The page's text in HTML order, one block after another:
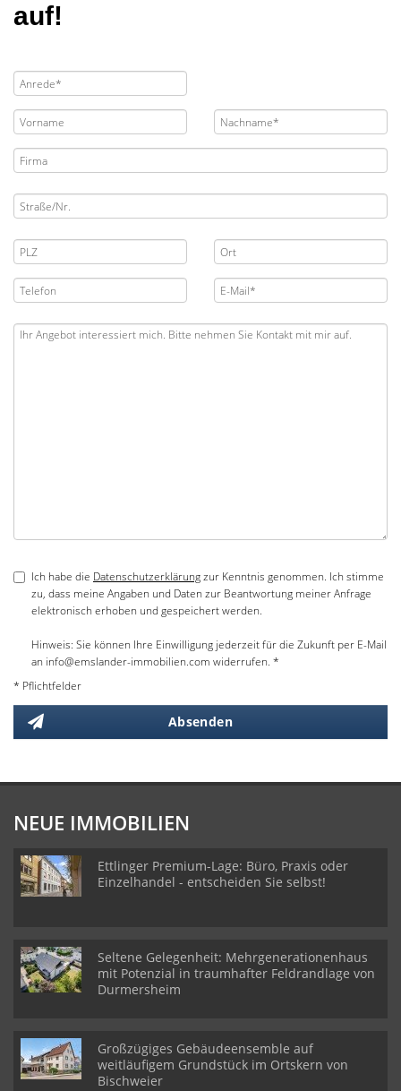
auf!
Ich habe die Datenschutzerklärungzur Kenntnis genommen. Ich stimme
zu, dass meine Angaben und Daten zur Beantwortung meiner Anfrage
elektronisch erhoben und gespeichert werden.
Hinweis: Sie können Ihre Einwilligung jederzeit für die Zukunft per E-Mail
an info@emslander-immobilien.com widerrufen. *
* Pflichtfelder
Absenden
NEUE IMMOBILIEN
Ettlinger Premium-Lage: Büro, Praxis oder
Einzelhandel - entscheiden Sie selbst!
Seltene Gelegenheit: Mehrgenerationenhaus
mit Potenzial in traumhafter Feldrandlage von
Durmersheim
Großzügiges Gebäudeensemble auf
weitläufigem Grundstück im Ortskern von
Bischweier